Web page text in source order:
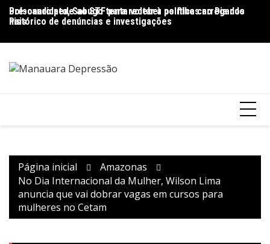
para
conteúdo
Pré-candidato, Sabugo tenta voltar à política carregando
histórico de denúncias e investigações
Bolsonaro pede ao STF para receber os filhos no Dia dos
Pais
Página inicial
Amazonas
No Dia Internacional da Mulher, Wilson Lima
anuncia que vai dobrar vagas em cursos para
mulheres no Cetam